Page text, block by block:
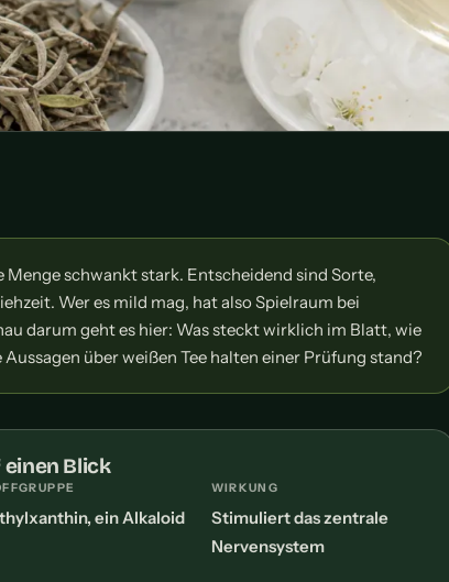
Menge schwankt stark. Entscheidend sind Sorte,
Wer es mild mag, hat also Spielraum bei
darum geht es hier: Was steckt wirklich im Blatt, wie
über weißen Tee halten einer Prüfung stand?
Blick
ein Alkaloid
WIRKUNG
Stimuliert das zentrale
Nervensystem